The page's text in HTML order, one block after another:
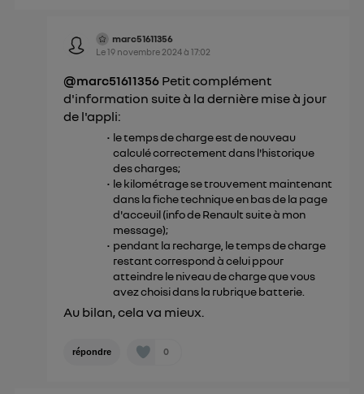
marc51611356
Le19 novembre 2024à17:02
@marc51611356 Petit complément
d'information suite à la dernière mise à jour
de l'appli:
le temps de charge est de nouveau
calculé correctement dans l'historique
des charges;
le kilométrage se trouvement maintenant
dans la fiche technique en bas de la page
d'acceuil (info de Renault suite à mon
message);
pendant la recharge, le temps de charge
restant correspond à celui ppour
atteindre le niveau de charge que vous
avez choisi dans la rubrique batterie.
Au bilan, cela va mieux.
répondre 0